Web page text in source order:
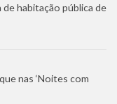
de habitação pública de
nas ‘Noites com